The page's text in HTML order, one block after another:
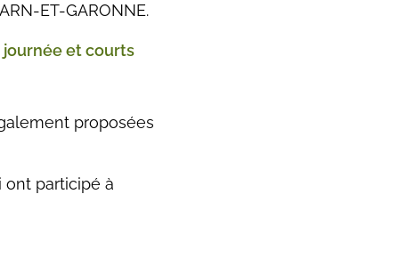
ET-GARONNE.
journée et courts
proposées
ont participé à